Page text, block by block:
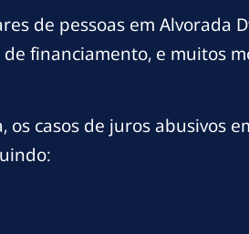
de pessoas em Alvorada
financiamento, e muitos
os casos de juros abusivos